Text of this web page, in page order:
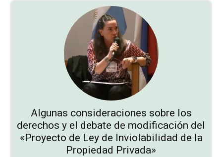
Algunas consideraciones sobre los
derechos y el debate de modificación del
«Proyecto de Ley de Inviolabilidad de la
Propiedad Privada»